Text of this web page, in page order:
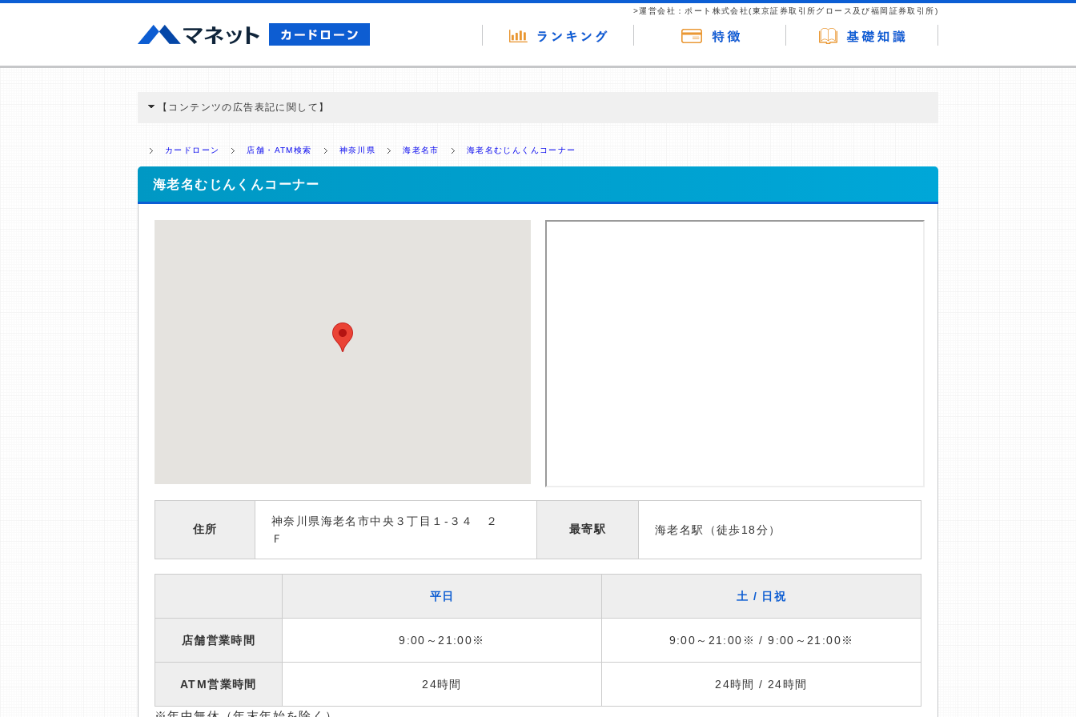
>運営会社：ポート株式会社(東京証券取引所グロース及び福岡証券取引所)
【コンテンツの広告表記に関して】
ミ収集などに基づき、公平性を担保した情報提供を行っています。
>提携企業一覧
カードローン 店舗・ATM検索 神奈川県 海老名市 海老名むじんくんコーナー
海老名むじんくんコーナー
住所
神奈川県海老名市中央３丁目１-３４ ２
Ｆ
最寄駅 海老名駅（徒歩18分）
平日 土 / 日祝
店舗営業時間 9:00～21:00※ 9:00～21:00※ / 9:00～21:00※
ATM営業時間 24時間 24時間 / 24時間